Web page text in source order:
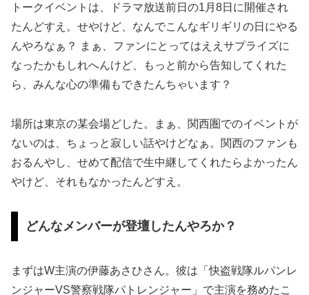
トークイベントは、ドラマ放送前日の1月8日に開催され
たんどすえ。せやけど、なんでこんなギリギリの日にやる
んやろなぁ？ まぁ、ファンにとってはええサプライズに
なったかもしれへんけど、もっと前から告知してくれた
ら、みんな心の準備もできたんちゃいます？
場所は東京の某会場どした。まぁ、関西圏でのイベントが
ないのは、ちょっと寂しい話やけどなぁ。関西のファンも
おるんやし、せめて配信で生中継してくれたらよかったん
やけど、それもなかったんどすえ。
どんなメンバーが登壇したんやろか？
まずはW主演の伊藤あさひさん。彼は「快盗戦隊ルパンレ
ンジャーVS警察戦隊パトレンジャー」で主演を務めたこ